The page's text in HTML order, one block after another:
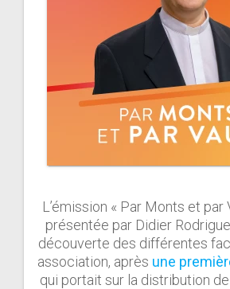
L’émission « Par Monts et par
présentée par Didier
découverte des différentes
association, après une
qui portait sur la distribution